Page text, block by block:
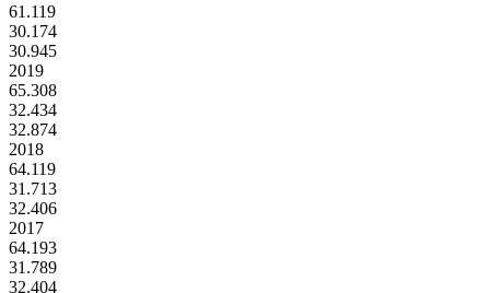
61.119
30.174
30.945
2019
65.308
32.434
32.874
2018
64.119
31.713
32.406
2017
64.193
31.789
32.404